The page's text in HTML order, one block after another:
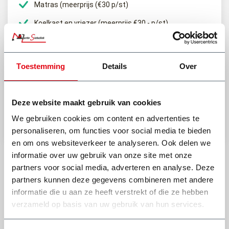
Toestemming Details Over
Deze website maakt gebruik van cookies
We gebruiken cookies om content en advertenties te
personaliseren, om functies voor social media te bieden
en om ons websiteverkeer te analyseren. Ook delen we
informatie over uw gebruik van onze site met onze
partners voor social media, adverteren en analyse. Deze
partners kunnen deze gegevens combineren met andere
informatie die u aan ze heeft verstrekt of die ze hebben
verzameld op basis van uw gebruik van hun services.
Matras (meerprijs (€30 p/st)
Koelkast en vriezer (meerprijs €30,- p/st)
Heb je een vraag of het afval van jouw klus hierin mag?
Stel je vraag aan Dick
Bekijk onze andere type afvalcontainers
Wat onze klanten zeggen